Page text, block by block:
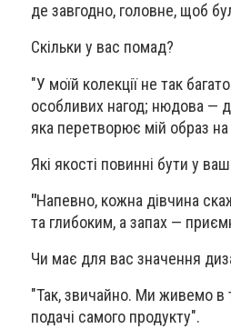
де завгодно, головне, щоб
Скільки у вас помад?
"У моїй колекції не так
особливих нагод; нюдова —
яка перетворює мій образ на
Які якості повинні бути у
"Напевно, кожна дівчина
та глибоким, а запах —
Чи має для вас значення
"Так, звичайно. Ми живемо в
подачі самого продукту".